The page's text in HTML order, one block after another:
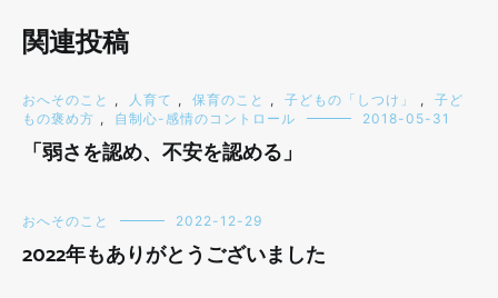
関連投稿
おへそのこと , 人育て , 保育のこと , 子どもの「しつけ」 ,
子ど
もの褒め方 , 自制心-感情のコントロール 2018-05-31
「弱さを認め、不安を認める」
おへそのこと 2022-12-29
2022年もありがとうございました